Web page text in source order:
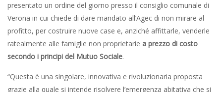
presentato un ordine del giorno presso il consiglio comunale di
Verona in cui chiede di dare mandato all’Agec di non mirare al
profitto, per costruire nuove case e, anziché affittarle, venderle
ratealmente alle famiglie non proprietarie a prezzo di costo
secondo i principi del Mutuo Sociale.
“Questa è una singolare, innovativa e rivoluzionaria proposta
grazie alla quale si intende risolvere l’emergenza abitativa che si